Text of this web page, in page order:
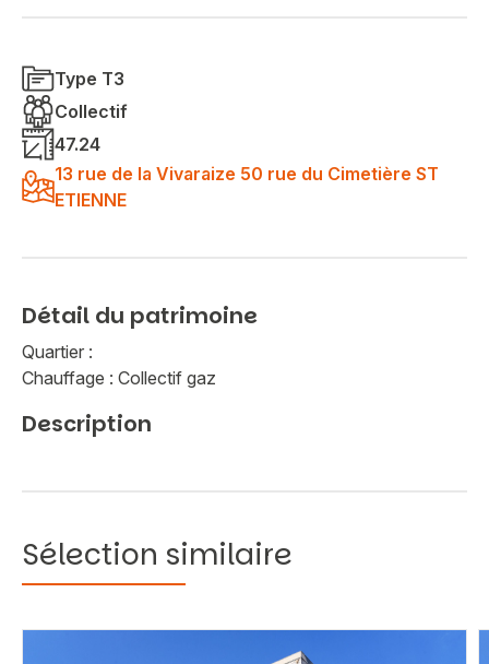
Type T3
Collectif
47.24
13 rue de la Vivaraize 50 rue du Cimetière ST
ETIENNE
Détail du patrimoine
Quartier :
Chauffage : Collectif gaz
Description
Sélection similaire